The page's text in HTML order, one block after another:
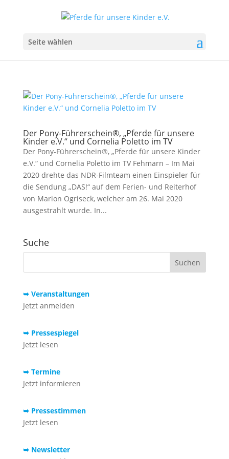
Seite wählen
Der Pony-Führerschein®, „Pferde für unsere
Kinder e.V.“ und Cornelia Poletto im TV
Der Pony-Führerschein®, „Pferde für unsere Kinder
e.V.“ und Cornelia Poletto im TV Fehmarn – Im Mai
2020 drehte das NDR-Filmteam einen Einspieler für
die Sendung „DAS!“ auf dem Ferien- und Reiterhof
von Marion Ogriseck, welcher am 26. Mai 2020
ausgestrahlt wurde. In...
Suche
➥ Veranstaltungen
Jetzt anmelden
➥ Pressespiegel
Jetzt lesen
➥ Termine
Jetzt informieren
➥ Pressestimmen
Jetzt lesen
➥ Newsletter